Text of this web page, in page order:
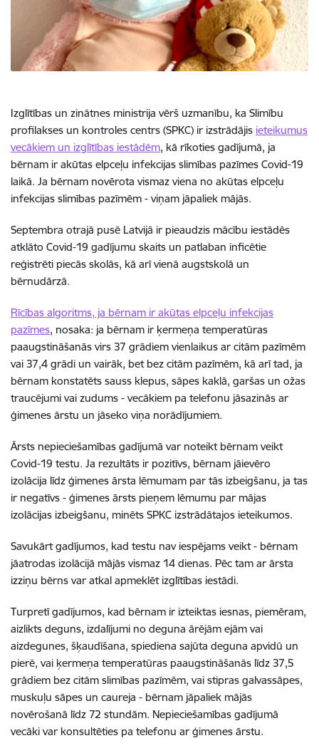
Izglītības un zinātnes ministrija vērš uzmanību, ka Slimību
profilakses un kontroles centrs (SPKC) ir izstrādājis ieteikumus
vecākiem un izglītības iestādēm, kā rīkoties gadījumā, ja
bērnam ir akūtas elpceļu infekcijas slimības pazīmes Covid-19
laikā. Ja bērnam novērota vismaz viena no akūtas elpceļu
infekcijas slimības pazīmēm - viņam jāpaliek mājās.
Septembra otrajā pusē Latvijā ir pieaudzis mācību iestādēs
atklāto Covid-19 gadījumu skaits un patlaban inficētie
reģistrēti piecās skolās, kā arī vienā augstskolā un
bērnudārzā.
Rīcības algoritms, ja bērnam ir akūtas elpceļu infekcijas
pazīmes, nosaka: ja bērnam ir ķermeņa temperatūras
paaugstināšanās virs 37 grādiem vienlaikus ar citām pazīmēm
vai 37,4 grādi un vairāk, bet bez citām pazīmēm, kā arī tad, ja
bērnam konstatēts sauss klepus, sāpes kaklā, garšas un ožas
traucējumi vai zudums - vecākiem pa telefonu jāsazinās ar
ģimenes ārstu un jāseko viņa norādījumiem.
Ārsts nepieciešamības gadījumā var noteikt bērnam veikt
Covid-19 testu. Ja rezultāts ir pozitīvs, bērnam jāievēro
izolācija līdz ģimenes ārsta lēmumam par tās izbeigšanu, ja tas
ir negatīvs - ģimenes ārsts pieņem lēmumu par mājas
izolācijas izbeigšanu, minēts SPKC izstrādātajos ieteikumos.
Savukārt gadījumos, kad testu nav iespējams veikt - bērnam
jāatrodas izolācijā mājās vismaz 14 dienas. Pēc tam ar ārsta
izziņu bērns var atkal apmeklēt izglītības iestādi.
Turpretī gadījumos, kad bērnam ir izteiktas iesnas, piemēram,
aizlikts deguns, izdalījumi no deguna ārējām ejām vai
aizdegunes, šķaudīšana, spiediena sajūta deguna apvidū un
pierē, vai ķermeņa temperatūras paaugstināšanās līdz 37,5
grādiem bez citām slimības pazīmēm, vai stipras galvassāpes,
muskuļu sāpes un caureja - bērnam jāpaliek mājās
novērošanā līdz 72 stundām. Nepieciešamības gadījumā
vecāki var konsultēties pa telefonu ar ģimenes ārstu.